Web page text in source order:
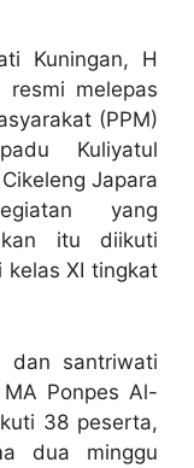
Kuningan, H
melepas
(PPM)
Kuliyatul
Japara
yang
itu diikuti
XI tingkat
dan santriwati
Ponpes Al-
38 peserta,
dua minggu